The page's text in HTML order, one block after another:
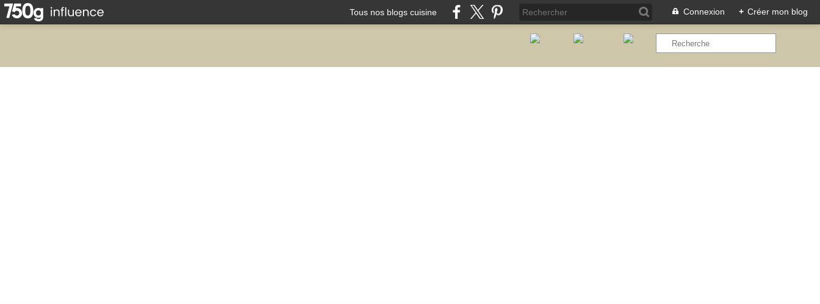
Tous nos blogs cuisine Connexion + Créer mon blog